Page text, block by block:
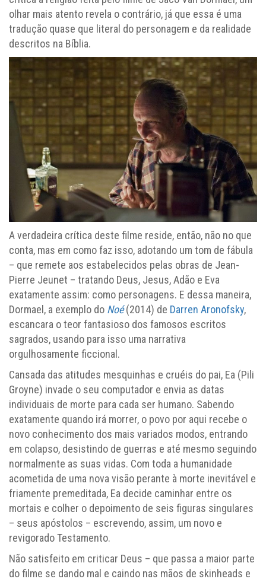
olhar mais atento revela o contrário, já que essa é uma
tradução quase que literal do personagem e da realidade
descritos na Bíblia.
A verdadeira crítica deste filme reside, então, não no que
conta, mas em como faz isso, adotando um tom de fábula
– que remete aos estabelecidos pelas obras de Jean-
Pierre Jeunet – tratando Deus, Jesus, Adão e Eva
exatamente assim: como personagens. E dessa maneira,
Dormael, a exemplo do Noé(2014) de Darren Aronofsky,
escancara o teor fantasioso dos famosos escritos
sagrados, usando para isso uma narrativa
orgulhosamente ficcional.
Cansada das atitudes mesquinhas e cruéis do pai, Ea (Pili
Groyne) invade o seu computador e envia as datas
individuais de morte para cada ser humano. Sabendo
exatamente quando irá morrer, o povo por aqui recebe o
novo conhecimento dos mais variados modos, entrando
em colapso, desistindo de guerras e até mesmo seguindo
normalmente as suas vidas. Com toda a humanidade
acometida de uma nova visão perante à morte inevitável e
friamente premeditada, Ea decide caminhar entre os
mortais e colher o depoimento de seis figuras singulares
– seus apóstolos – escrevendo, assim, um novo e
revigorado Testamento.
Não satisfeito em criticar Deus – que passa a maior parte
do filme se dando mal e caindo nas mãos de skinheads e